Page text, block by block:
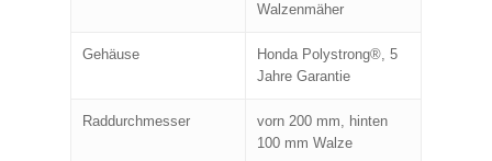
Walzenmäher
Gehäuse
Honda Polystrong®, 5
Jahre Garantie
Raddurchmesser
vorn 200 mm, hinten
100 mm Walze